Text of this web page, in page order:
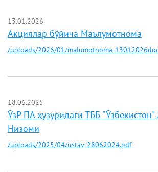
13.01.2026
Акциялар бўйича Маълумотнома
/uploads/2026/01/malumotnoma-
18.06.2025
ЎзР ПА ҳузуридаги ТББ
Низоми
/uploads/2025/04/ustav-28062024.pdf